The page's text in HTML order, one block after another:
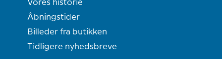
Vores historie
Åbningstider
Billeder fra butikken
Tidligere nyhedsbreve